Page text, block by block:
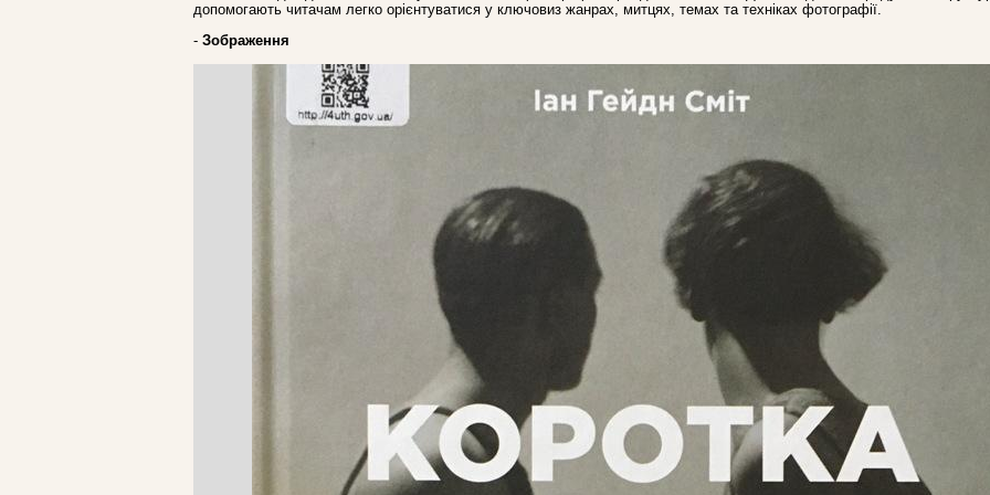
допомогають читачам легко орієнтуватися у ключовиз жанрах, митцях, темах та техніках фотографії.
- Зображення